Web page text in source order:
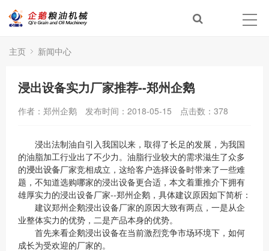
主页 新闻中心
浸出设备实力厂家推荐--郑州企鹅
作者：郑州企鹅 发布时间：2018-05-15 点击数： 378
浸出法制油自引入我国以来，取得了长足的发展，为我国
的油脂加工行业出了不少力。油脂行业较大的需求滋生了众多
的浸出设备厂家竞相成立，这给客户选择设备时带来了一些难
题，不知道选购哪家的浸出设备更合适，本文着重推介下拥有
雄厚实力的浸出设备厂家--郑州企鹅，具体建议原因如下简析：
建议郑州企鹅浸出设备厂家的原因大致有两点，一是从企
业整体实力的优势，二是产品本身的优势。
首先来看企鹅浸出设备在当前激烈竞争市场环境下，如何
成长为受欢迎的厂家的。